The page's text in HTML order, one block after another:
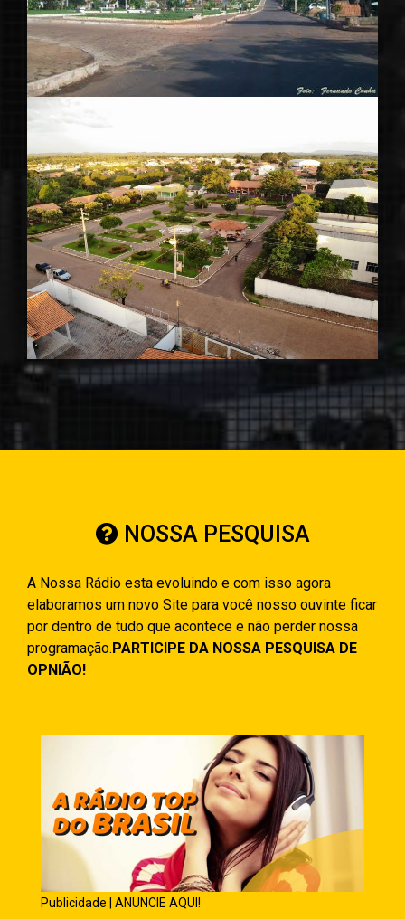
NOSSA PESQUISA
A Nossa Rádio esta evoluindo e com isso agora
elaboramos um novo Site para você nosso ouvinte ficar
por dentro de tudo que acontece e não perder nossa
programação. PARTICIPE DA NOSSA PESQUISA DE
OPNIÃO!
Publicidade | ANUNCIE AQUI!